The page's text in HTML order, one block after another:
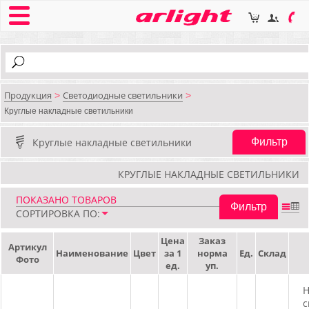
Продукция > Светодиодные светильники >
Круглые накладные светильники
Фильтр
Круглые накладные светильники
КРУГЛЫЕ НАКЛАДНЫЕ СВЕТИЛЬНИКИ
ПОКАЗАНО ТОВАРОВ
СОРТИРОВКА ПО:
Фильтр
Артикул
Фото
Наименование Цвет
Цена
за 1
ед.
Заказ
норма
уп.
Ед. Склад